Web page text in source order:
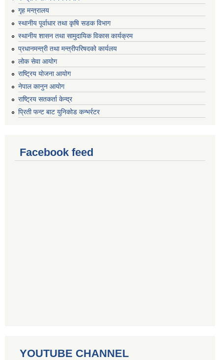
गृह मन्त्रालय
स्थानीय पूर्वाधार तथा कृषि सडक विभाग
स्थानीय शासन तथा सामुदायिक विकास कार्यक्रम
प्रधानमन्त्री तथा मन्त्रीपरिषदको कार्यलय
लोक सेवा आयोग
राष्ट्रिय योजना आयोग
नेपाल कानुन आयोग
राष्ट्रिय सतकर्ता केन्द्र
प्रिती फन्ट बाट युनिकोड कन्भर्रटर
Facebook feed
YOUTUBE CHANNEL